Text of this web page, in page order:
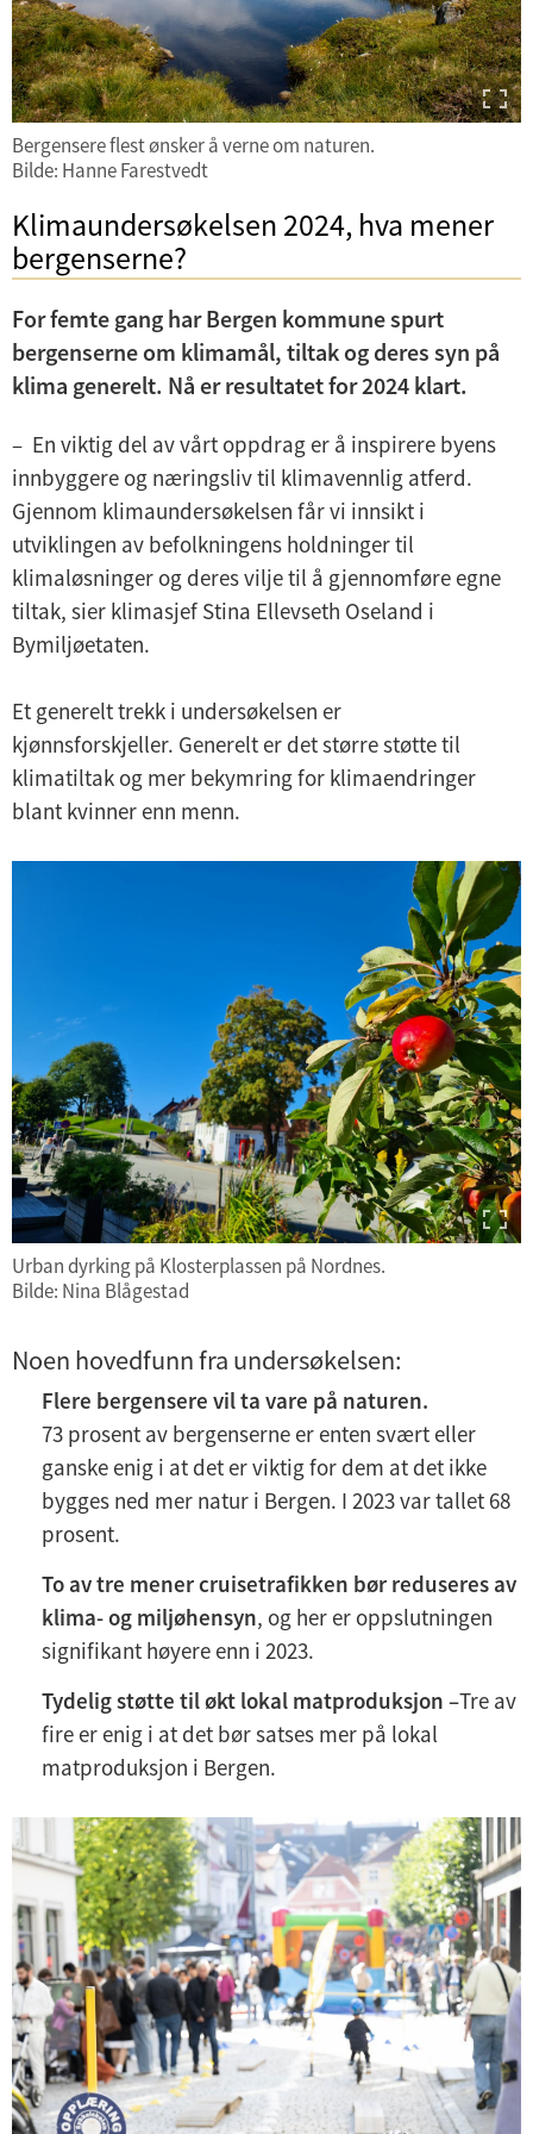
Bergensere flest ønsker å verne om naturen.
Bilde: Hanne Farestvedt
Klimaundersøkelsen 2024, hva mener
bergenserne?
For femte gang har Bergen kommune spurt
bergenserne om klimamål, tiltak og deres syn på
klima generelt. Nå er resultatet for 2024 klart.
– En viktig del av vårt oppdrag er å inspirere byens
innbyggere og næringsliv til klimavennlig atferd.
Gjennom klimaundersøkelsen får vi innsikt i
utviklingen av befolkningens holdninger til
klimaløsninger og deres vilje til å gjennomføre egne
tiltak, sier klimasjef Stina Ellevseth Oseland i
Bymiljøetaten.
Et generelt trekk i undersøkelsen er
kjønnsforskjeller. Generelt er det større støtte til
klimatiltak og mer bekymring for klimaendringer
blant kvinner enn menn.
Urban dyrking på Klosterplassen på Nordnes.
Bilde: Nina Blågestad
Noen hovedfunn fra undersøkelsen:
Flere bergensere vil ta vare på naturen.
73 prosent av bergenserne er enten svært eller
ganske enig i at det er viktig for dem at det ikke
bygges ned mer natur i Bergen. I 2023 var tallet 68
prosent.
To av tre mener cruisetrafikken bør reduseres av
klima- og miljøhensyn, og her er oppslutningen
signifikant høyere enn i 2023.
Tydelig støtte til økt lokal matproduksjon –Tre av
fire er enig i at det bør satses mer på lokal
matproduksjon i Bergen.